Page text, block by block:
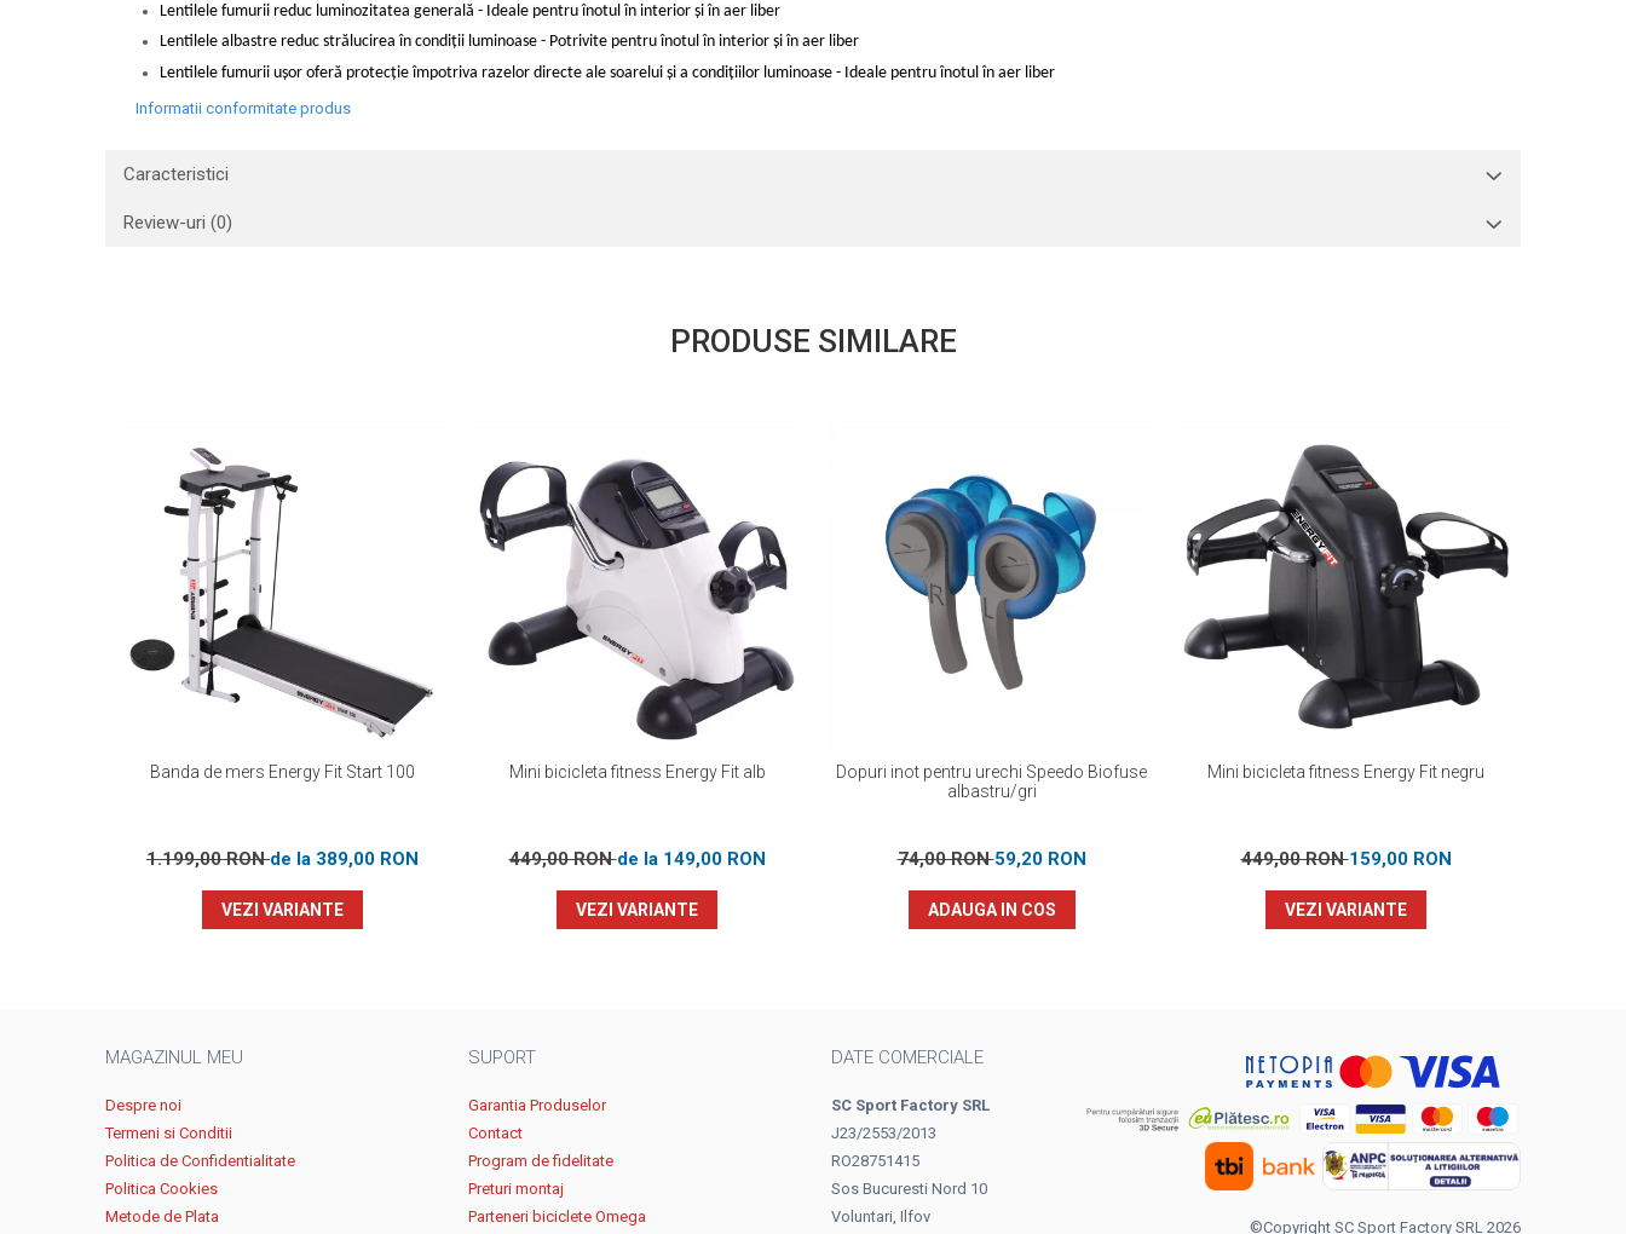
Lentilele fumurii reduc luminozitatea generală - Ideale pentru înotul în interior și în aer liber
Lentilele albastre reduc strălucirea în condiții luminoase - Potrivite pentru înotul în interior și în aer liber
Lentilele fumurii ușor oferă protecție împotriva razelor directe ale soarelui și a condițiilor luminoase - Ideale pentru înotul în aer liber
Informatii conformitate produs
Caracteristici
Review-uri (0)
PRODUSE SIMILARE
Banda de mers Energy Fit Start 100
1.199,00 RONde la 389,00 RON
VEZI VARIANTE
Mini bicicleta fitness Energy Fit alb
449,00 RONde la 149,00 RON
VEZI VARIANTE
Dopuri inot pentru urechi Speedo Biofuse
albastru/gri
74,00 RON59,20 RON
ADAUGA IN COS
Mini bicicleta fitness Energy Fit negru
449,00 RON159,00 RON
VEZI VARIANTE
MAGAZINUL MEU
Despre noi
Termeni si Conditii
Politica de Confidentialitate
Politica Cookies
Metode de Plata
SUPORT
Garantia Produselor
Contact
Program de fidelitate
Preturi montaj
Parteneri biciclete Omega
DATE COMERCIALE
SC Sport Factory SRL
J23/2553/2013
RO28751415
Sos Bucuresti Nord 10
Voluntari, Ilfov
©Copyright SC Sport Factory SRL 2026